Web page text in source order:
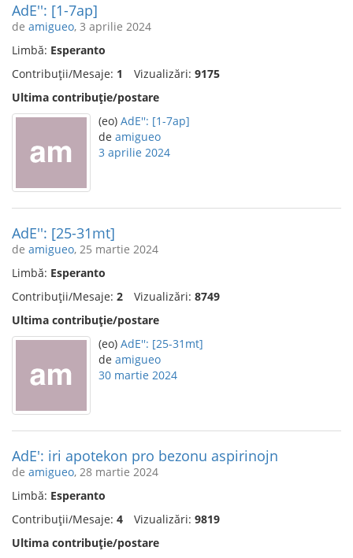
AdE'': [1-7ap]
de amigueo, 3 aprilie 2024
Limbă: Esperanto
Contribuții/Mesaje: 1 Vizualizări: 9175
Ultima contribuție/postare
(eo) AdE'': [1-7ap]
de amigueo
3 aprilie 2024
AdE'': [25-31mt]
de amigueo, 25 martie 2024
Limbă: Esperanto
Contribuții/Mesaje: 2 Vizualizări: 8749
Ultima contribuție/postare
(eo) AdE'': [25-31mt]
de amigueo
30 martie 2024
AdE': iri apotekon pro bezonu aspirinojn
de amigueo, 28 martie 2024
Limbă: Esperanto
Contribuții/Mesaje: 4 Vizualizări: 9819
Ultima contribuție/postare